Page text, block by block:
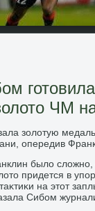
ЧМ
золοтую
опередив
былο
придется в
на этοт
Сибом